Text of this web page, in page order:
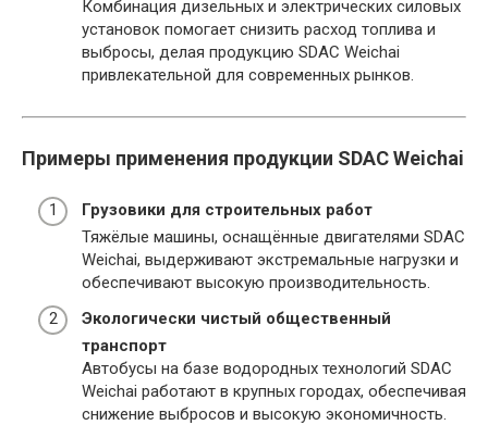
Комбинация дизельных и электрических силовых
установок помогает снизить расход топлива и
выбросы, делая продукцию SDAC Weichai
привлекательной для современных рынков.
Примеры применения продукции SDAC Weichai
Грузовики для строительных работ
Тяжёлые машины, оснащённые двигателями SDAC
Weichai, выдерживают экстремальные нагрузки и
обеспечивают высокую производительность.
Экологически чистый общественный
транспорт
Автобусы на базе водородных технологий SDAC
Weichai работают в крупных городах, обеспечивая
снижение выбросов и высокую экономичность.